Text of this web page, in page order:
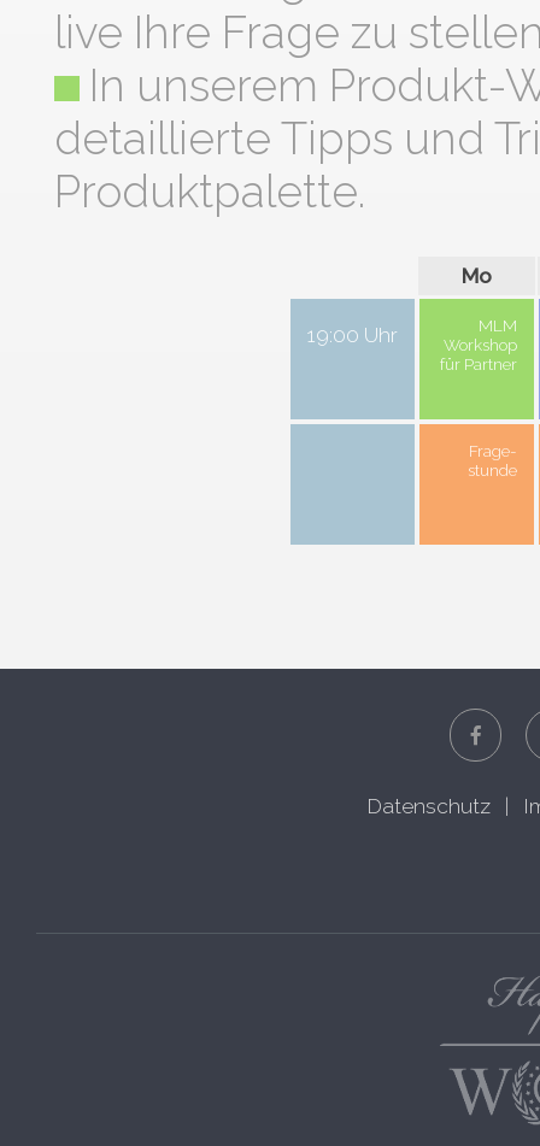
live Ihre Frage zu
In unserem Produkt-
detaillierte Tipps und
Produktpalette.
Mo
19:00 Uhr
MLM
Workshop
für Partner
Frage-
stunde
Datenschutz